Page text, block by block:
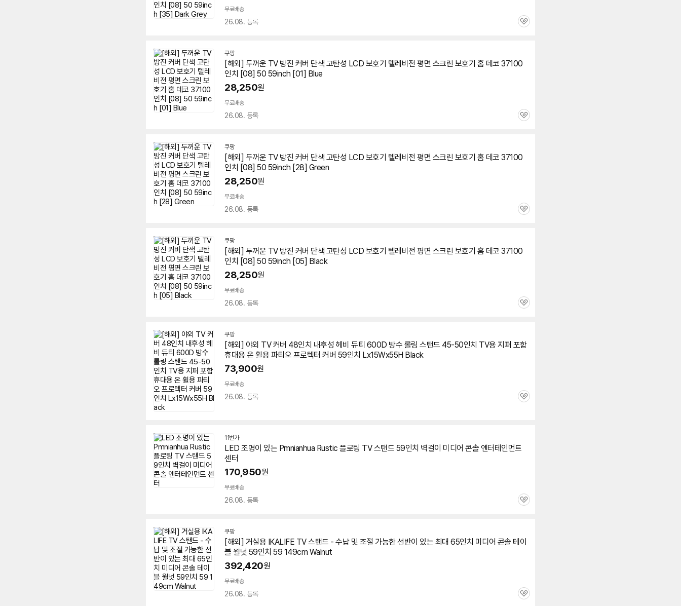
무료배송
26.08. 등록
관
쿠팡
[해외] 두꺼운 TV방진 커버 단색 고탄성 LCD 보호기 텔레비전 평면 스크린 보호기 홈 데코 37100
인치 [08] 50 59inch [01] Blue
28,250원
무료배송
26.08. 등록
관
쿠팡
[해외] 두꺼운 TV방진 커버 단색 고탄성 LCD 보호기 텔레비전 평면 스크린 보호기 홈 데코 37100
인치 [08] 50 59inch [28] Green
28,250원
무료배송
26.08. 등록
관
쿠팡
[해외] 두꺼운 TV방진 커버 단색 고탄성 LCD 보호기 텔레비전 평면 스크린 보호기 홈 데코 37100
인치 [08] 50 59inch [05] Black
28,250원
무료배송
26.08. 등록
관
쿠팡
[해외] 야외 TV커버 48인치 내후성 헤비 듀티 600D 방수 롤링 스탠드 45-50인치 TV용 지퍼 포함
휴대용 온 휠용 파티오 프로텍터 커버 59인치 Lx15Wx55H Black
73,900원
무료배송
26.08. 등록
관
11번가
LED 조명이 있는 Pmnianhua Rustic 플로팅 TV스탠드 59인치 벽걸이 미디어 콘솔 엔터테인먼트
센터
170,950원
무료배송
26.08. 등록
관
쿠팡
[해외] 거실용 IKALIFE TV스탠드 - 수납 및 조절 가능한 선반이 있는 최대 65인치 미디어 콘솔 테이
블 월넛 59인치 59 149cm Walnut
392,420원
무료배송
26.08. 등록
관